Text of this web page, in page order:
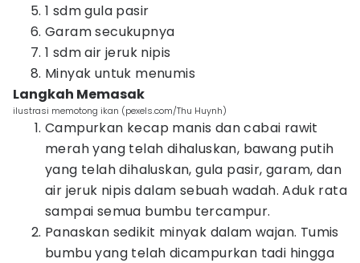
1 sdm gula pasir
Garam secukupnya
1 sdm air jeruk nipis
Minyak untuk menumis
Langkah Memasak
ilustrasi memotong ikan (pexels.com/Thu Huynh)
Campurkan kecap manis dan cabai rawit
merah yang telah dihaluskan, bawang putih
yang telah dihaluskan, gula pasir, garam, dan
air jeruk nipis dalam sebuah wadah. Aduk rata
sampai semua bumbu tercampur.
Panaskan sedikit minyak dalam wajan. Tumis
bumbu yang telah dicampurkan tadi hingga